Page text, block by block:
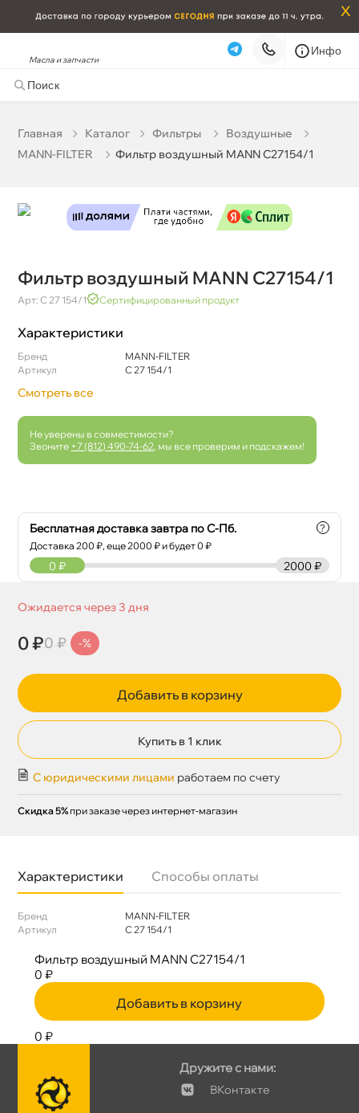
x
Масла и запчасти
Инфо
Главная Катало Фильтры
оздушные
MANN-FILTER
Фильтр воздушный MANN C27154/1
Фильтр воздушный MANN C27154/1
Арт: C 27 154/1 Сертифицированный продукт
Характеристики
Бренд
MANN-FILTER
Артикул
C 27 154/1
Смотреть все
Не уверены в совместимости?
Звоните +7 (812) 490-74-62 , мы все проверим и подскажем!
Бесплатная доставка завтра по С-Пб.
Доставка200 ₽, еще2000 ₽ и будет 0 ₽
?
2000 ₽
0 ₽
Ожидается через 3 дня
0 ₽0 ₽ -%
Добавить в корзину
Купить в 1 клик
С юридическими лицами работаем по счету
Скидка 5% при заказе через интернет-магазин
Характеристики Способы оплаты
Бренд
MANN-FILTER
Артикул
C 27 154/1
Самовывоз
Фильтр воздушный MANN C27154/1
0 ₽
Добавить в корзину
0 ₽
Дружите с нами:
Контакте